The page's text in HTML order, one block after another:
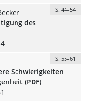
S. 44–54
des
S. 55–61
Schwierigkeiten
(PDF)